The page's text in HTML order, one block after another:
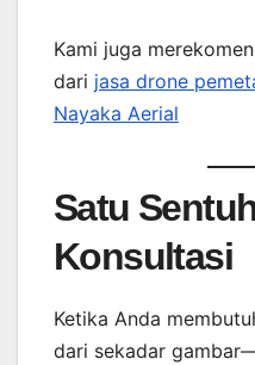
Kami juga
dari jasa drone
Nayaka Aerial
Satu
Konsultasi
Ketika Anda
dari sekadar